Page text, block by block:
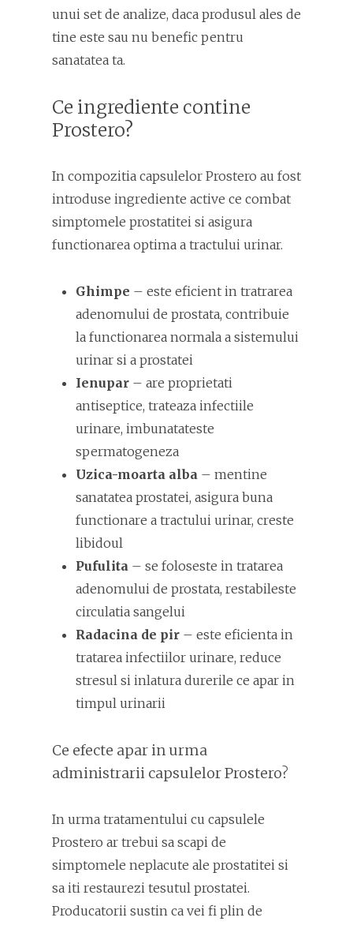
unui set de analize, daca produsul ales de
tine este sau nu benefic pentru
sanatatea ta.
Ce ingrediente contine
Prostero?
In compozitia capsulelor Prostero au fost
introduse ingrediente active ce combat
simptomele prostatitei si asigura
functionarea optima a tractului urinar.
Ghimpe – este eficient in tratrarea
adenomului de prostata, contribuie
la functionarea normala a sistemului
urinar si a prostatei
Ienupar – are proprietati
antiseptice, trateaza infectiile
urinare, imbunatateste
spermatogeneza
Uzica-moarta alba – mentine
sanatatea prostatei, asigura buna
functionare a tractului urinar, creste
libidoul
Pufulita – se foloseste in tratarea
adenomului de prostata, restabileste
circulatia sangelui
Radacina de pir – este eficienta in
tratarea infectiilor urinare, reduce
stresul si inlatura durerile ce apar in
timpul urinarii
Ce efecte apar in urma
administrarii capsulelor Prostero?
In urma tratamentului cu capsulele
Prostero ar trebui sa scapi de
simptomele neplacute ale prostatitei si
sa iti restaurezi tesutul prostatei.
Producatorii sustin ca vei fi plin de